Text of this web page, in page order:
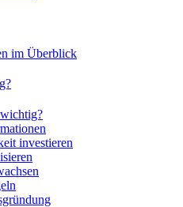
im Überblick
investieren